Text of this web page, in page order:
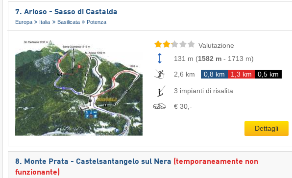
7. Arioso - Sasso di Castalda
Europa Italia Basilicata Potenza
Valutazione
131 m (1582 m - 1713 m)
2,6 km
0,8 km 1,3 km 0,5 km
3 impianti di risalita
€ 30,-
Dettagli
8. Monte Prata - Castelsantangelo sul Nera (temporaneamente non
funzionante)